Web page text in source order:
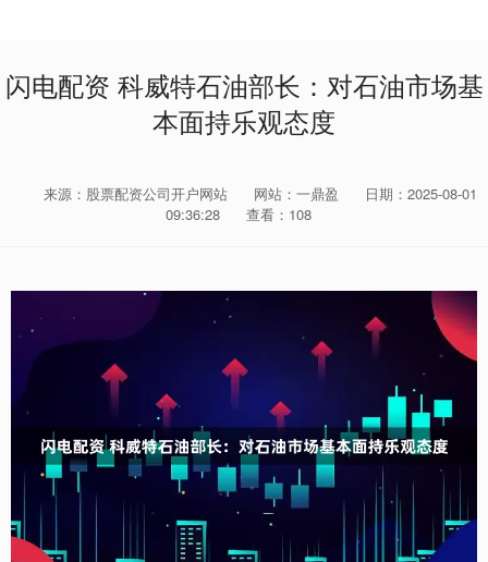
闪电配资 科威特石油部长：对石油市场基
本面持乐观态度
来源：股票配资公司开户网站 网站：一鼎盈
日期：2025-08-01
09:36:28
查看：108